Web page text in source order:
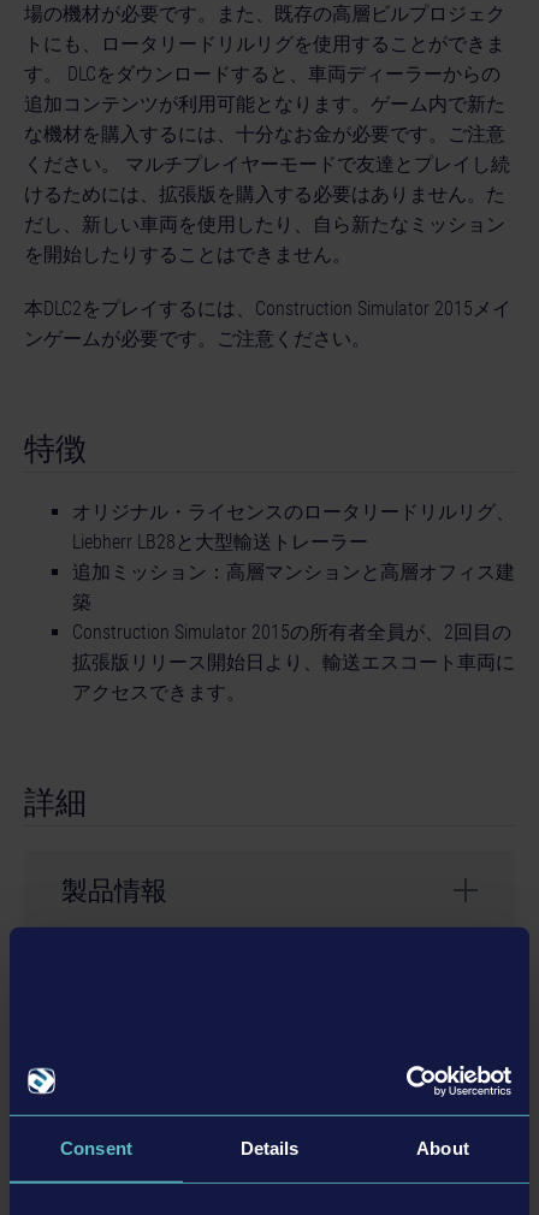
Consent Details About
場の機材が必要です。また、既存の高層ビルプロジェク
トにも、ロータリードリルリグを使用することができま
す。 DLCをダウンロードすると、車両ディーラーからの
追加コンテンツが利用可能となります。ゲーム内で新た
な機材を購入するには、十分なお金が必要です。ご注意
ください。 マルチプレイヤーモードで友達とプレイし続
けるためには、拡張版を購入する必要はありません。た
だし、新しい車両を使用したり、自ら新たなミッション
を開始したりすることはできません。
本DLC2をプレイするには、Construction Simulator 2015メイ
ンゲームが必要です。ご注意ください。
特徴
オリジナル・ライセンスのロータリードリルリグ、
Liebherr LB28と大型輸送トレーラー
追加ミッション：高層マンションと高層オフィス建
築
Construction Simulator 2015の所有者全員が、2回目の
拡張版リリース開始日より、輸送エスコート車両に
アクセスできます。
詳細
製品情報
DLC